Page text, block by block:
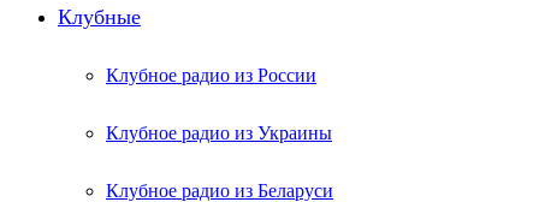
Клубные
Клубное радио из России
Клубное радио из Украины
Клубное радио из Беларуси